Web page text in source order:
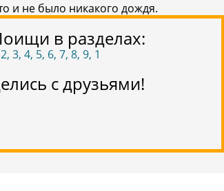
и не было никакого дождя.
в разделах:
3, 4, 5, 6, 7, 8, 9, 1
с друзьями!